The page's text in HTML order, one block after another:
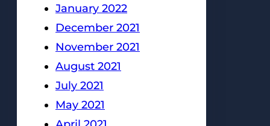
January 2022
December 2021
November 2021
August 2021
July 2021
May 2021